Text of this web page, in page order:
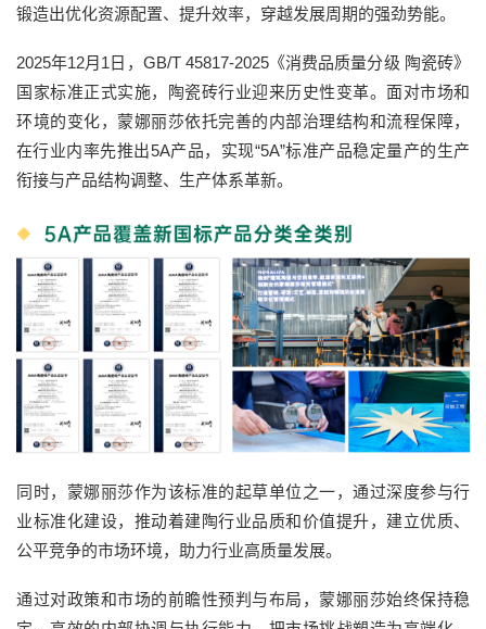
锻造出优化资源配置、提升效率，穿越发展周期的强劲势能。
2025年12月1日，GB/T 45817-2025《消费品质量分级 陶瓷砖》
国家标准正式实施，陶瓷砖行业迎来历史性变革。面对市场和
环境的变化，蒙娜丽莎依托完善的内部治理结构和流程保障，
在行业内率先推出5A产品，实现“5A”标准产品稳定量产的生产
衔接与产品结构调整、生产体系革新。
同时，蒙娜丽莎作为该标准的起草单位之一，通过深度参与行
业标准化建设，推动着建陶行业品质和价值提升，建立优质、
公平竞争的市场环境，助力行业高质量发展。
通过对政策和市场的前瞻性预判与布局，蒙娜丽莎始终保持稳